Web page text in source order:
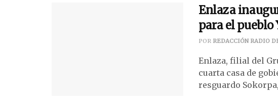
Enlaza
para el pueblo
POR REDACCIÓN RADIO
Enlaza, filial del
cuarta casa de
resguardo